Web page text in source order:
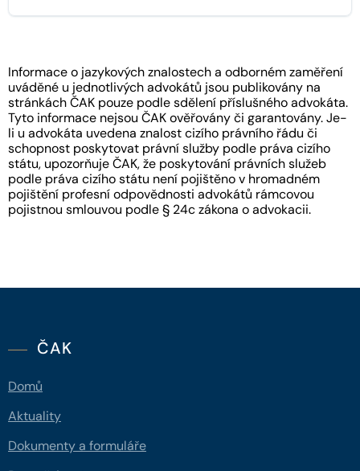
Informace o jazykových znalostech a odborném zaměření
uváděné u jednotlivých advokátů jsou publikovány na
stránkách ČAK pouze podle sdělení příslušného advokáta.
Tyto informace nejsou ČAK ověřovány či garantovány. Je-
li u advokáta uvedena znalost cizího právního řádu či
schopnost poskytovat právní služby podle práva cizího
státu, upozorňuje ČAK, že poskytování právních služeb
podle práva cizího státu není pojištěno v hromadném
pojištění profesní odpovědnosti advokátů rámcovou
pojistnou smlouvou podle § 24c zákona o advokacii.
ČAK
Domů
Aktuality
Dokumenty a formuláře